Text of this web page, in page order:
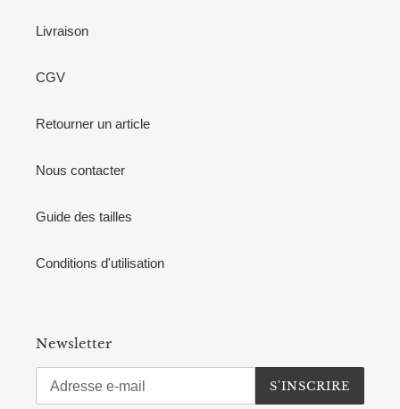
Livraison
CGV
Retourner un article
Nous contacter
Guide des tailles
Conditions d'utilisation
Newsletter
S'INSCRIRE